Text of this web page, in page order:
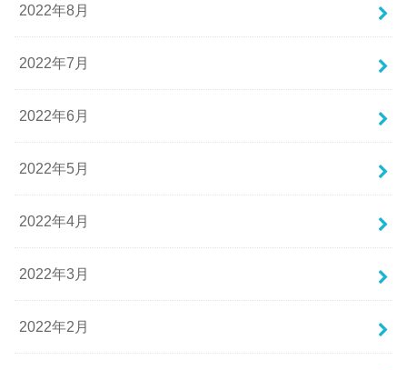
2022年8月
2022年7月
2022年6月
2022年5月
2022年4月
2022年3月
2022年2月